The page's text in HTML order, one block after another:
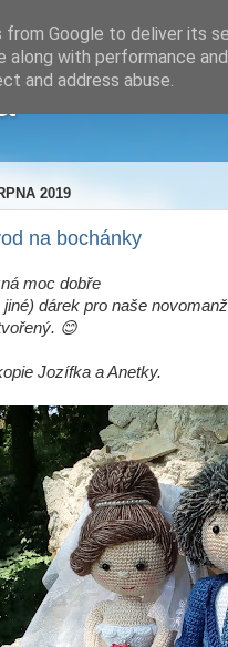
2019
na bochánky
moc dobře
dárek pro naše
😊
Jozífka a Anetky.
Google to deliver its
along with performance
and address abuse.